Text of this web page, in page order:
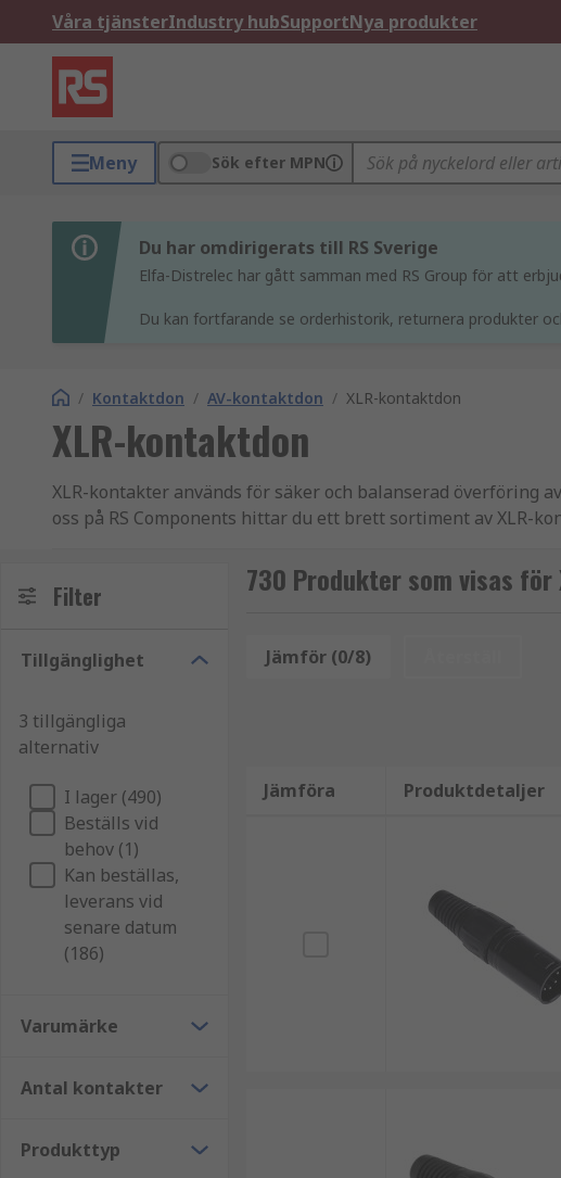
Våra tjänsterIndustry hubSupportNya produkter
Meny Sök efter MPN
Du har omdirigerats till RS Sverige
Elfa-Distrelec har gått samman med RS Group för att
Du kan fortfarande se orderhistorik, returnera produkter
/ Kontaktdon / AV-kontaktdon / XLR-kontaktdon
XLR-kontaktdon
XLR-kontakter används för säker och balanserad överföring
oss på RS Components hittar du ett brett sortiment av XLR-
Kontakterna är konstruerade för att ge stabil anslutning,
Vanliga användningsområden för XLR-kontakter
XLR-kontakter används främst där hög ljudkvalitet och
Typiska användningsområden är:
Ljud- och PA-system
Mikrofoner och ljudutrustning
Studio- och sceninstallationer
Broadcast, AV och kommunikationsutrustning
Olika typer av XLR-kontakter
XLR-kontakter finns i flera utföranden beroende på antal
3-poliga XLR-kontakter för ljudsignal
Kabelmonterade XLR-kontakter
Filter
Tillgänglighet
3 tillgängliga
alternativ
I lager (490)
Beställs vid
behov (1)
Kan beställas,
leverans vid
senare datum
(186)
Varumärke
Antal kontakter
Produkttyp
730 Produkter som visas för
Jämför (0/8)
Jämföra Produktdetaljer